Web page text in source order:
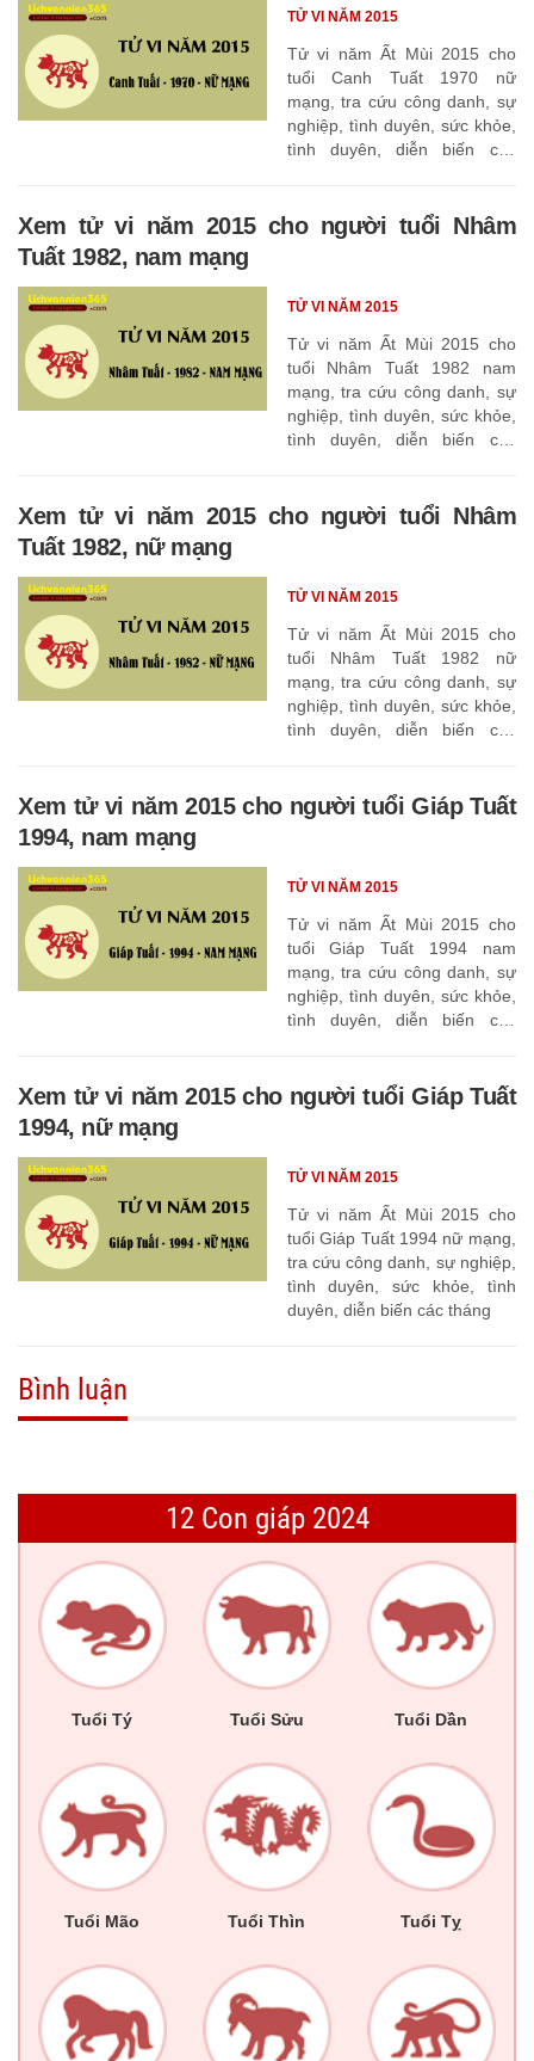
Tử vi năm Ất Mùi 2015 cho
tuổi Canh Tuất 1970 nữ
mạng, tra cứu công danh, sự
nghiệp, tình duyên, sức khỏe,
tình duyên, diễn biến các
TỬ VI NĂM 2015
Xem tử vi năm 2015 cho người tuổi Nhâm
Tuất 1982, nam mạng
Tử vi năm Ất Mùi 2015 cho
tuổi Nhâm Tuất 1982 nam
mạng, tra cứu công danh, sự
nghiệp, tình duyên, sức khỏe,
tình duyên, diễn biến các
TỬ VI NĂM 2015
Xem tử vi năm 2015 cho người tuổi Nhâm
Tuất 1982, nữ mạng
Tử vi năm Ất Mùi 2015 cho
tuổi Nhâm Tuất 1982 nữ
mạng, tra cứu công danh, sự
nghiệp, tình duyên, sức khỏe,
tình duyên, diễn biến các
TỬ VI NĂM 2015
Xem tử vi năm 2015 cho người tuổi Giáp Tuất
1994, nam mạng
Tử vi năm Ất Mùi 2015 cho
tuổi Giáp Tuất 1994 nam
mạng, tra cứu công danh, sự
nghiệp, tình duyên, sức khỏe,
tình duyên, diễn biến các
TỬ VI NĂM 2015
Xem tử vi năm 2015 cho người tuổi Giáp Tuất
1994, nữ mạng
Tử vi năm Ất Mùi 2015 cho
tuổi Giáp Tuất 1994 nữ mạng,
tra cứu công danh, sự nghiệp,
tình duyên, sức khỏe, tình
duyên, diễn biến các tháng
TỬ VI NĂM 2015
Bình luận
12 Con giáp 2024
Tuổi Tý Tuổi Sửu Tuổi Dần
Tuổi Mão Tuổi Thìn Tuổi Tỵ